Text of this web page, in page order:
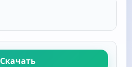
Скачать